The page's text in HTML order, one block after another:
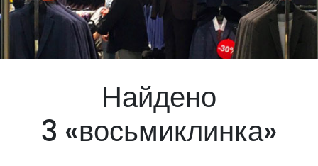
Найдено
3 «восьмиклинка»